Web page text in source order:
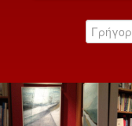
Κατάλογος
Εκδηλώσεις